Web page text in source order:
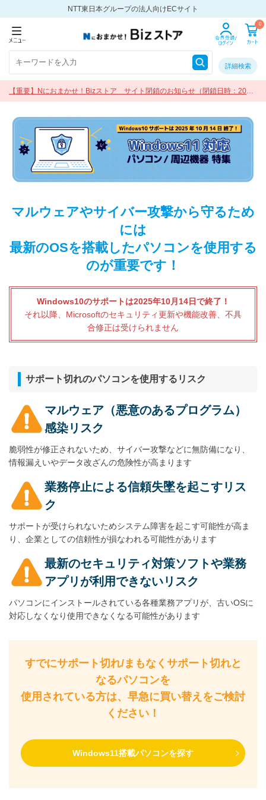
NTT東日本グループの法人向けECサイト
0
詳細検索
【重要】Nにおまかせ！Bizストア サイト閉鎖のお知らせ（閉鎖日時：2026
年9月30日 17:00）
マルウェアやサイバー攻撃から守るため
には
最新のOSを搭載したパソコンを使用する
のが重要です！
Windows10のサポートは2025年10月14日で終了！
それ以降、Microsoftのセキュリティ更新や機能改善、不具
合修正は受けられません
サポート切れのパソコンを使用するリスク
マルウェア（悪意のあるプログラム）
感染リスク
脆弱性が修正されないため、サイバー攻撃などに無防備になり、
情報漏えいやデータ改ざんの危険性が高まります
業務停止による信頼失墜を起こすリス
ク
サポートが受けられないためシステム障害を起こす可能性が高ま
り、企業としての信頼性が損なわれる可能性があります
最新のセキュリティ対策ソフトや業務
アプリが利用できないリスク
パソコンにインストールされている各種業務アプリが、古いOSに
対応しなくなり使用できなくなる可能性があります
すでにサポート切れ/まもなくサポート切れと
なるパソコンを
使用されている方は、早急に買い替えをご検討
ください！
Windows11搭載パソコンを探す